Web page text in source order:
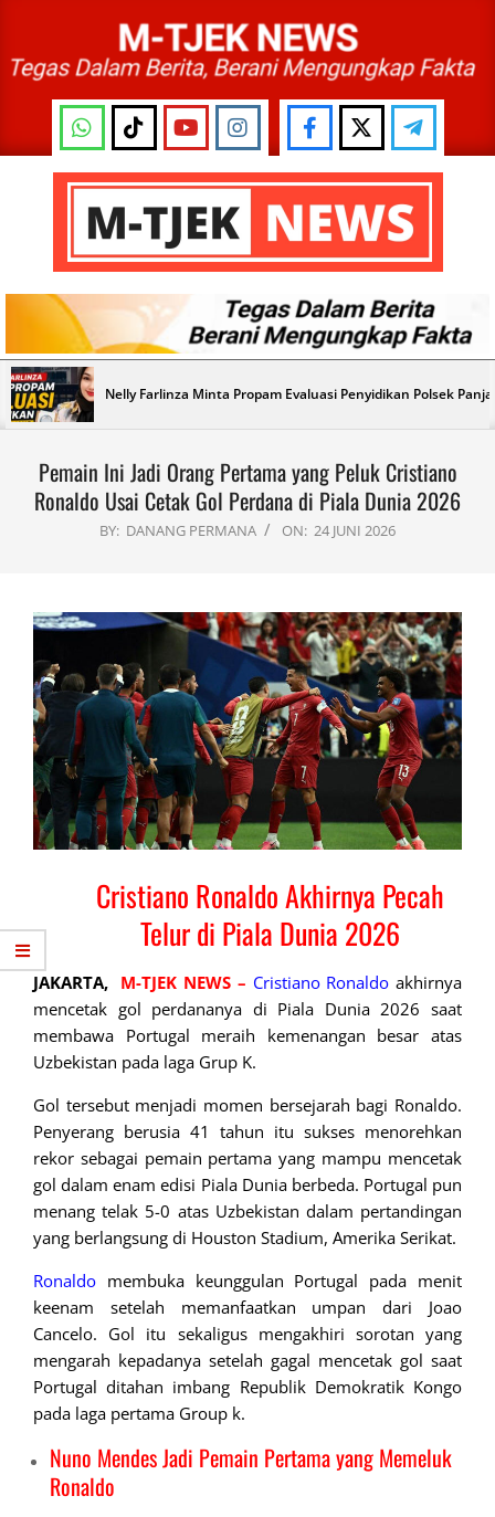
content
M-
TJEK
NEWS
Primary
Navigation
Menu
Nelly Farlinza Minta Propam Evaluasi Penyidikan Polsek
Pemain Ini Jadi Orang Pertama yang Peluk Cristiano
Ronaldo Usai Cetak Gol Perdana di Piala Dunia 2026
BY: DANANG PERMANA ON: 24 JUNI 2026
Cristiano Ronaldo Akhirnya Pecah
Telur di Piala Dunia 2026
JAKARTA, M-TJEK NEWS – Cristiano Ronaldo akhirnya
mencetak gol perdananya di Piala Dunia 2026 saat
membawa Portugal meraih kemenangan besar atas
Uzbekistan pada laga Grup K.
Gol tersebut menjadi momen bersejarah bagi Ronaldo.
Penyerang berusia 41 tahun itu sukses menorehkan
rekor sebagai pemain pertama yang mampu mencetak
gol dalam enam edisi Piala Dunia berbeda. Portugal pun
menang telak 5-0 atas Uzbekistan dalam pertandingan
yang berlangsung di Houston Stadium, Amerika Serikat.
Ronaldo membuka keunggulan Portugal pada menit
keenam setelah memanfaatkan umpan dari Joao
Cancelo. Gol itu sekaligus mengakhiri sorotan yang
mengarah kepadanya setelah gagal mencetak gol saat
Portugal ditahan imbang Republik Demokratik Kongo
pada laga pertama Group k.
Nuno Mendes Jadi Pemain Pertama yang Memeluk
Ronaldo